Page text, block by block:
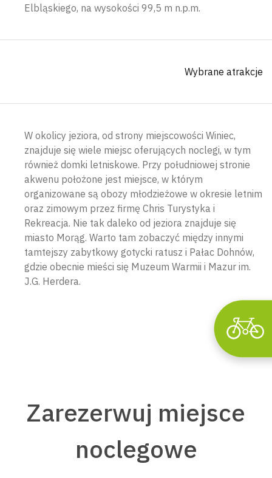
Elbląskiego, na wysokości 99,5 m n.p.m.
Wybrane atrakcje
W okolicy jeziora, od strony miejscowości Winiec,
znajduje się wiele miejsc oferujących noclegi, w tym
również domki letniskowe. Przy południowej stronie
akwenu położone jest miejsce, w którym
organizowane są obozy młodzieżowe w okresie letnim
oraz zimowym przez firmę Chris Turystyka i
Rekreacja. Nie tak daleko od jeziora znajduje się
miasto Morąg. Warto tam zobaczyć między innymi
tamtejszy zabytkowy gotycki ratusz i Pałac Dohnów,
gdzie obecnie mieści się Muzeum Warmii i Mazur im.
J.G. Herdera.
Zarezerwuj miejsce
noclegowe